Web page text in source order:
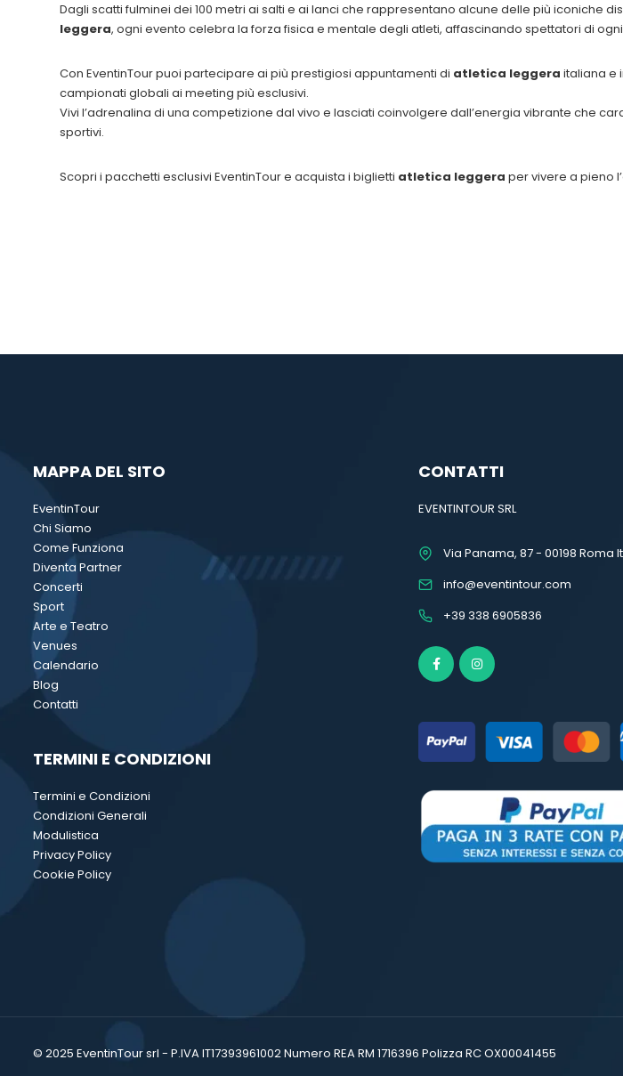
Dagli scatti fulminei dei 100 metri ai salti e ai lanci che rappresentano alcune delle più iconiche
leggera, ogni evento celebra la forza fisica e mentale degli atleti, affascinando spettatori di
Con EventinTour puoi partecipare ai più prestigiosi appuntamenti di atletica leggera italiana e
campionati globali ai meeting più esclusivi.
Vivi l’adrenalina di una competizione dal vivo e lasciati coinvolgere dall’energia vibrante che
sportivi.
Scopri i pacchetti esclusivi EventinTour e acquista i biglietti atletica leggera per vivere a pieno
MAPPA DEL SITO
EventinTour
Chi Siamo
Come Funziona
Diventa Partner
Concerti
Sport
Arte e Teatro
Venues
Calendario
Blog
Contatti
TERMINI E CONDIZIONI
Termini e Condizioni
Condizioni Generali
Modulistica
Privacy Policy
Cookie Policy
CONTATTI
EVENTINTOUR SRL
Via Panama, 87 - 00198 Roma
info@eventintour.com
+39 338 6905836
© 2025 EventinTour srl - P.IVA IT17393961002 Numero REA RM 1716396 Polizza RC OX00041455